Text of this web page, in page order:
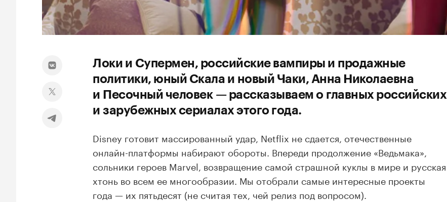
Локи и Супермен, российские вампиры и продажные
политики, юный Скала и новый Чаки, Анна Николаевна
и Песочный человек — рассказываем о главных российских
и зарубежных сериалах этого года.
Disney готовит массированный удар, Netflix не сдается, отечественные
онлайн-платформы набирают обороты. Впереди продолжение «Ведьмака»,
сольники героев Marvel, возвращение самой страшной куклы в мире и русская
хтонь во всем ее многообразии. Мы отобрали самые интересные проекты
года — их пятьдесят (не считая тех, чей релиз под вопросом).